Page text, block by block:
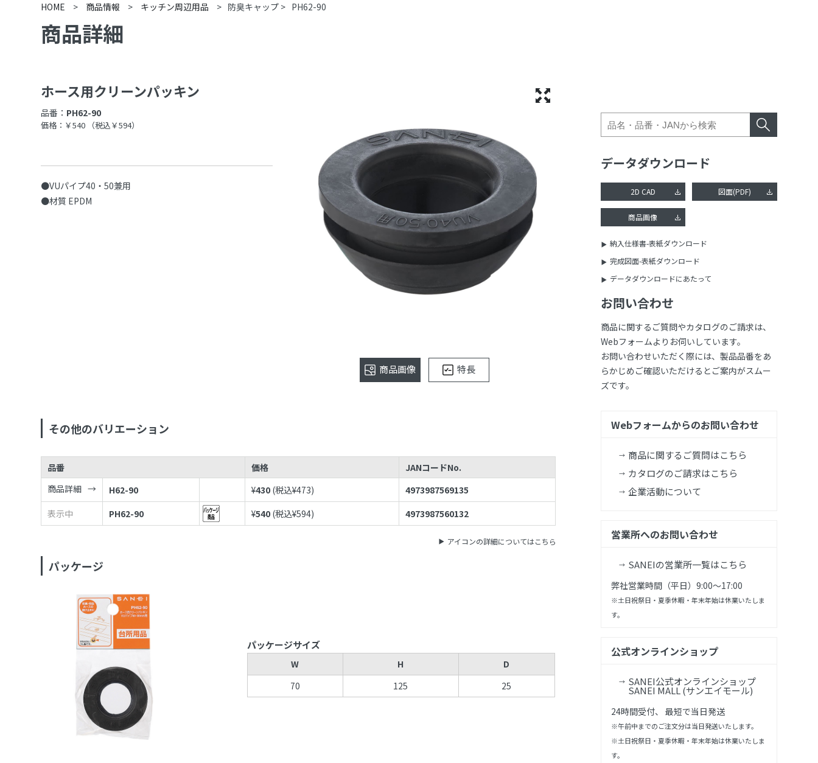
HOME > 商品情報 > キッチン周辺用品 > 防臭キャップ > PH62-90
商品詳細
ホース用クリーンパッキン
品番： PH62-90
価格：￥540 （税込￥594）
●VUパイプ40・50兼用
●材質 EPDM
商品画像 特長
その他のバリエーション
品番 価格
JANコードNo.
商品詳細
H62-90 ¥430 (税込¥473)
4973987569135
表示中
PH62-90 ¥540 (税込¥594) 4973987560132
アイコンの詳細についてはこちら
パッケージ
パッケージサイズ
W H
D
70
125 25
データダウンロード
2D CAD 図面(PDF)
商品画像
納入仕様書-表紙ダウンロード
完成図面-表紙ダウンロード
データダウンロードにあたって
お問い合わせ
商品に関するご質問やカタログのご請求は、
Webフォームよりお伺いしています。
お問い合わせいただく際には、製品品番をあ
らかじめご確認いただけるとご案内がスムー
ズです。
Webフォームからのお問い合わせ
商品に関するご質問はこちら
カタログのご請求はこちら
企業活動について
営業所へのお問い合わせ
SANEIの営業所一覧はこちら
弊社営業時間（平日）9:00～17:00
※土日祝祭日・夏季休暇・年末年始は休業いたしま
す。
公式オンラインショップ
SANEI公式オンラインショップ
SANEI MALL (サンエイモール)
24時間受付、 最短で当日発送
※午前中までのご注文分は当日発送いたします。
※土日祝祭日・夏季休暇・年末年始は休業いたしま
す。